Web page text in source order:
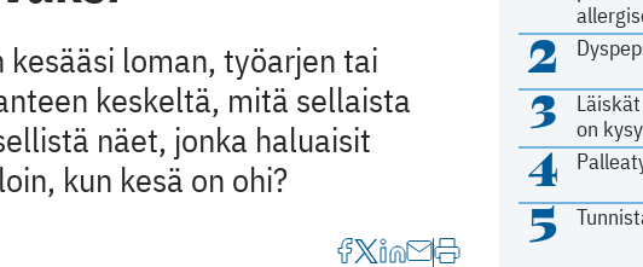
2
3
on
4
5
loman, työarjen tai
keskeltä, mitä sellaista
näet, jonka haluaisit
kun kesä on ohi?